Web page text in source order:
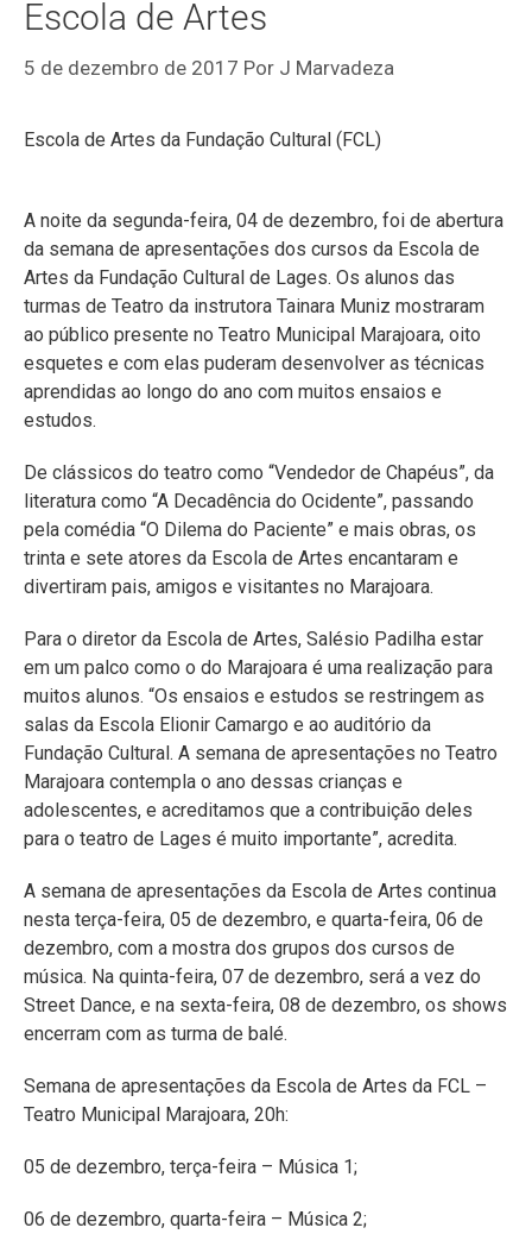
Escola de Artes
5 de dezembro de 2017 Por J Marvadeza
Escola de Artes da Fundação Cultural (FCL)
A noite da segunda-feira, 04 de dezembro, foi de abertura
da semana de apresentações dos cursos da Escola de
Artes da Fundação Cultural de Lages. Os alunos das
turmas de Teatro da instrutora Tainara Muniz mostraram
ao público presente no Teatro Municipal Marajoara, oito
esquetes e com elas puderam desenvolver as técnicas
aprendidas ao longo do ano com muitos ensaios e
estudos.
De clássicos do teatro como “Vendedor de Chapéus”, da
literatura como “A Decadência do Ocidente”, passando
pela comédia “O Dilema do Paciente” e mais obras, os
trinta e sete atores da Escola de Artes encantaram e
divertiram pais, amigos e visitantes no Marajoara.
Para o diretor da Escola de Artes, Salésio Padilha estar
em um palco como o do Marajoara é uma realização para
muitos alunos. “Os ensaios e estudos se restringem as
salas da Escola Elionir Camargo e ao auditório da
Fundação Cultural. A semana de apresentações no Teatro
Marajoara contempla o ano dessas crianças e
adolescentes, e acreditamos que a contribuição deles
para o teatro de Lages é muito importante”, acredita.
A semana de apresentações da Escola de Artes continua
nesta terça-feira, 05 de dezembro, e quarta-feira, 06 de
dezembro, com a mostra dos grupos dos cursos de
música. Na quinta-feira, 07 de dezembro, será a vez do
Street Dance, e na sexta-feira, 08 de dezembro, os shows
encerram com as turma de balé.
Semana de apresentações da Escola de Artes da FCL –
Teatro Municipal Marajoara, 20h:
05 de dezembro, terça-feira – Música 1;
06 de dezembro, quarta-feira – Música 2;